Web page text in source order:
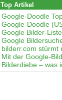
Top Artikel
Google-Doodle
Google-Doodle
Google Bilder-
Google
bilderr.соm stürmt
Mit der Google-
Bilderdiebe – was